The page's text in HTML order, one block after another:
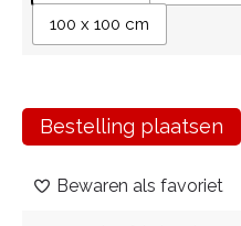
100 x 100 cm
Bestelling plaatsen
Bewaren als favoriet